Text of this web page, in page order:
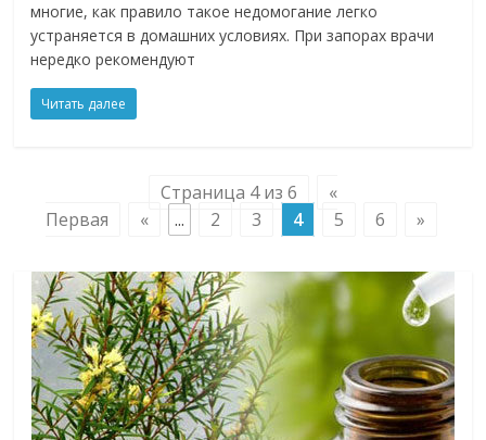
многие, как правило такое недомогание легко
устраняется в домашних условиях. При запорах врачи
нередко рекомендуют
Читать далее
Страница 4 из 6
«
Первая
« ... 2 3 4 5 6 »